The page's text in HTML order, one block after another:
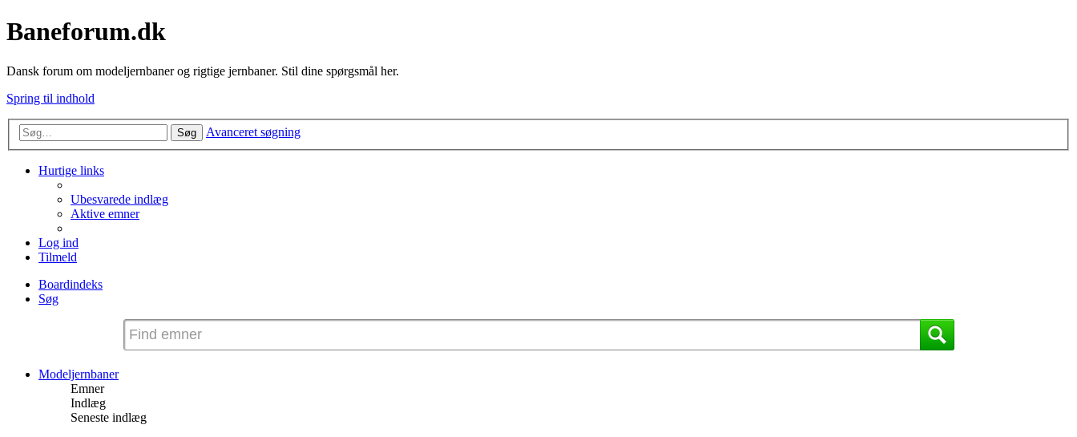
Baneforum.dk
Dansk forum om modeljernbaner og rigtige jernbaner. Stil dine spørgsmål her.
Spring til indhold
Søg Avanceret søgning
Hurtige links
Ubesvarede indlæg
Aktive emner
Log ind
Tilmeld
Boardindeks
Søg
Modeljernbaner
Emner
Indlæg
Seneste indlæg